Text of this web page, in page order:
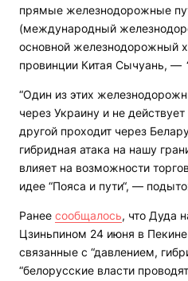
прямые железнодорожные
(международный
основной железнодорожный
провинции Китая Сычуань, —
“Один из этих
через Украину и не
другой проходит через
гибридная атака на нашу
влияет на возможности
идее “Пояса и пути“, —
Ранее сообщалось, что Дуда
Цзиньпином 24 июня в
связанные с “давлением,
“белорусские власти